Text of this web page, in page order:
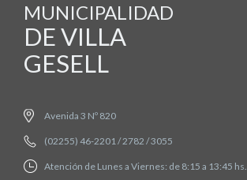
MUNICIPALIDAD
DE VILLA
GESELL
Avenida 3 Nº 820
(02255) 46-2201 / 2782 / 3055
Atención de Lunes a Viernes: de 8:15 a 13:45 hs.